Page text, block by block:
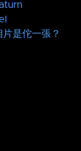
是佗一張？